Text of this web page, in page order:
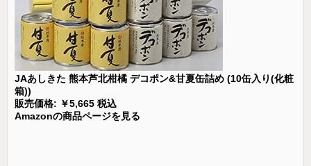
JAあしきた 熊本芦北柑橘 デコポン&甘夏缶詰め (10缶入り(化粧
箱))
販売価格: ￥5,665 税込
Amazonの商品ページを見る